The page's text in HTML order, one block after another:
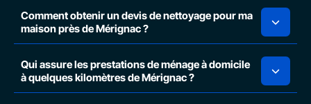
Comment obtenir un devis de nettoyage pour ma
maison près de Mérignac ?
Qui assure les prestations de ménage à domicile
à quelques kilomètres de Mérignac ?